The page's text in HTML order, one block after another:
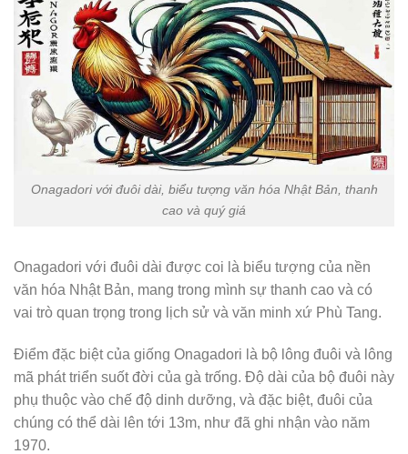
Onagadori với đuôi dài, biểu tượng văn hóa Nhật Bản, thanh
cao và quý giá
Onagadori với đuôi dài được coi là biểu tượng của nền
văn hóa Nhật Bản, mang trong mình sự thanh cao và có
vai trò quan trọng trong lịch sử và văn minh xứ Phù Tang.
Điểm đặc biệt của giống Onagadori là bộ lông đuôi và lông
mã phát triển suốt đời của gà trống. Độ dài của bộ đuôi này
phụ thuộc vào chế độ dinh dưỡng, và đặc biệt, đuôi của
chúng có thể dài lên tới 13m, như đã ghi nhận vào năm
1970.